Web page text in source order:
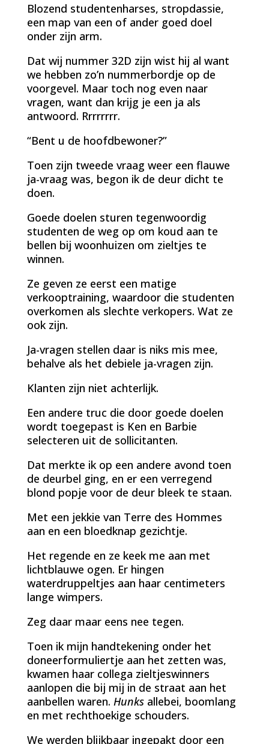
Blozend studentenharses, stropdassie,
een map van een of ander goed doel
onder zijn arm.
Dat wij nummer 32D zijn wist hij al want
we hebben zo’n nummerbordje op de
voorgevel. Maar toch nog even naar
vragen, want dan krijg je een ja als
antwoord. Rrrrrrrr.
“Bent u de hoofdbewoner?”
Toen zijn tweede vraag weer een flauwe
ja-vraag was, begon ik de deur dicht te
doen.
Goede doelen sturen tegenwoordig
studenten de weg op om koud aan te
bellen bij woonhuizen om zieltjes te
winnen.
Ze geven ze eerst een matige
verkooptraining, waardoor die studenten
overkomen als slechte verkopers. Wat ze
ook zijn.
Ja-vragen stellen daar is niks mis mee,
behalve als het debiele ja-vragen zijn.
Klanten zijn niet achterlijk.
Een andere truc die door goede doelen
wordt toegepast is Ken en Barbie
selecteren uit de sollicitanten.
Dat merkte ik op een andere avond toen
de deurbel ging, en er een verregend
blond popje voor de deur bleek te staan.
Met een jekkie van Terre des Hommes
aan en een bloedknap gezichtje.
Het regende en ze keek me aan met
lichtblauwe ogen. Er hingen
waterdruppeltjes aan haar centimeters
lange wimpers.
Zeg daar maar eens nee tegen.
Toen ik mijn handtekening onder het
doneerformuliertje aan het zetten was,
kwamen haar collega zieltjeswinners
aanlopen die bij mij in de straat aan het
aanbellen waren. Hunksallebei, boomlang
en met rechthoekige schouders.
We werden blijkbaar ingepakt door een